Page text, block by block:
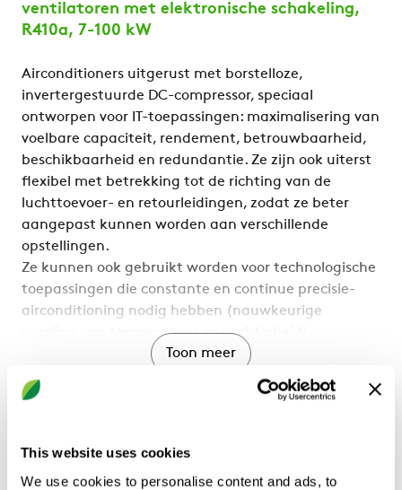
This website uses cookies
We use cookies to personalise content and ads, to
ventilatoren met elektronische schakeling,
R410a, 7-100 kW
Airconditioners uitgerust met borstelloze,
invertergestuurde DC-compressor, speciaal
ontworpen voor IT-toepassingen: maximalisering van
voelbare capaciteit, rendement, betrouwbaarheid,
beschikbaarheid en redundantie. Ze zijn ook uiterst
flexibel met betrekking tot de richting van de
luchttoevoer- en retourleidingen, zodat ze beter
aangepast kunnen worden aan verschillende
opstellingen.
Ze kunnen ook gebruikt worden voor technologische
toepassingen die constante en continue precisie-
airconditioning nodig hebben (nauwkeurige
regeling van temperatuur en vochtigheid).
EDA: Directe verdamping, luchtgecondenseerde
conditioning-units
EDA-W/DC: Dubbele conditioning-units met
Toon meer
Documenten